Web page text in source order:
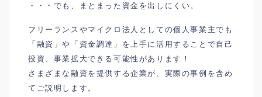
・・・でも、まとまった資金を出しにくい。
フリーランスやマイクロ法人としての個人事業主でも
「融資」や「資金調達」を上手に活用することで自己
投資、事業拡大できる可能性があります！
さまざまな融資を提供する企業が、実際の事例を含め
てご説明します。